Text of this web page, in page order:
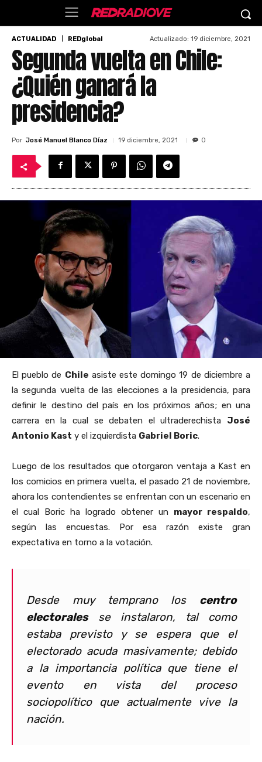
ACTUALIDAD REDglobal Actualizado: 19 diciembre, 2021
Segunda vuelta en Chile:
¿Quién ganará la
presidencia?
Por José Manuel Blanco Díaz 19 diciembre, 2021 0
El pueblo de Chile asiste este domingo 19 de diciembre a
la segunda vuelta de las elecciones a la presidencia, para
definir le destino del país en los próximos años; en una
carrera en la cual se debaten el ultraderechista José
Antonio Kast y el izquierdista Gabriel Boric.
Luego de los resultados que otorgaron ventaja a Kast en
los comicios en primera vuelta, el pasado 21 de noviembre,
ahora los contendientes se enfrentan con un escenario en
el cual Boric ha logrado obtener un mayor respaldo,
según las encuestas. Por esa razón existe gran
expectativa en torno a la votación.
Desde muy temprano los centro
electoralesse instalaron, tal como
estaba previsto y se espera que el
electorado acuda masivamente; debido
a la importancia política que tiene el
evento en vista del proceso
sociopolítico que actualmente vive la
nación.